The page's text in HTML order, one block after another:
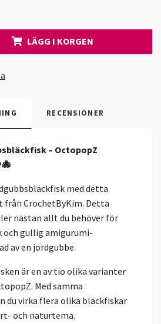
LÄGG I KORGEN
RECENSIONER
– OctopopZ
med detta
från CrochetByKim. Detta
nästan allt du behöver för
och gullig amigurumi-
av en jordgubbe.
är en av tio olika varianter
Med samma
du virka flera olika bläckfiskar
och naturtema.